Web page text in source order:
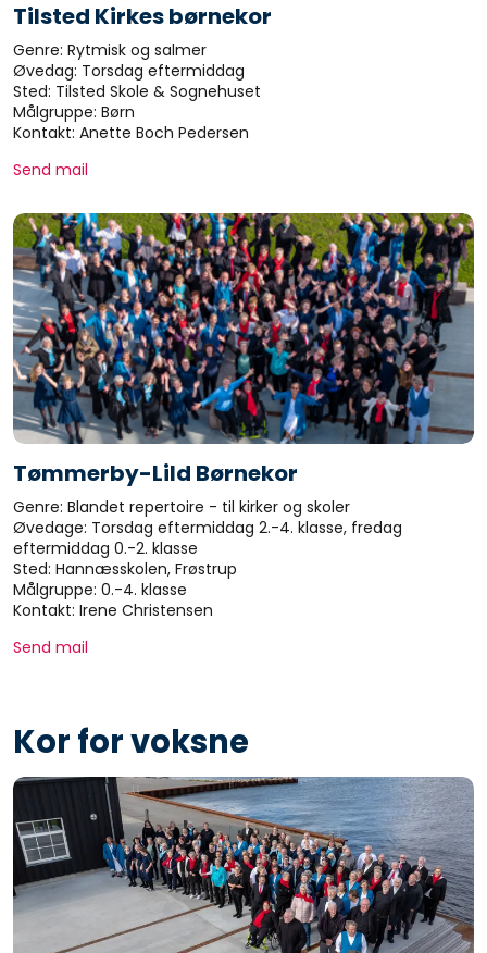
Tilsted Kirkes børnekor
Genre: Rytmisk og salmer
Øvedag: Torsdag eftermiddag
Sted: Tilsted Skole & Sognehuset
Målgruppe: Børn
Kontakt: Anette Boch Pedersen
Send mail
Tømmerby-Lild Børnekor
Genre: Blandet repertoire - til kirker og skoler
Øvedage: Torsdag eftermiddag 2.-4. klasse, fredag
eftermiddag 0.-2. klasse
Sted: Hannæsskolen, Frøstrup
Målgruppe: 0.-4. klasse
Kontakt: Irene Christensen
Send mail
Kor for voksne